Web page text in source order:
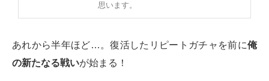
思います。
あれから半年ほど…。復活したリピートガチャを前に俺
の新たなる戦いが始まる！